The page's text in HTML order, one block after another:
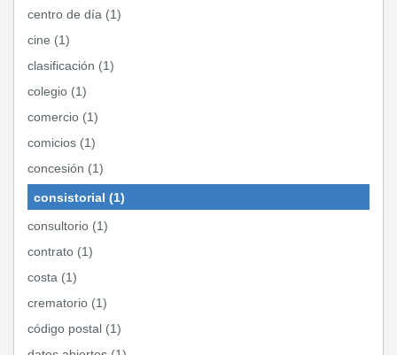
centro de día (1)
cine (1)
clasificación (1)
colegio (1)
comercio (1)
comicios (1)
concesión (1)
consistorial (1)
consultorio (1)
contrato (1)
costa (1)
crematorio (1)
código postal (1)